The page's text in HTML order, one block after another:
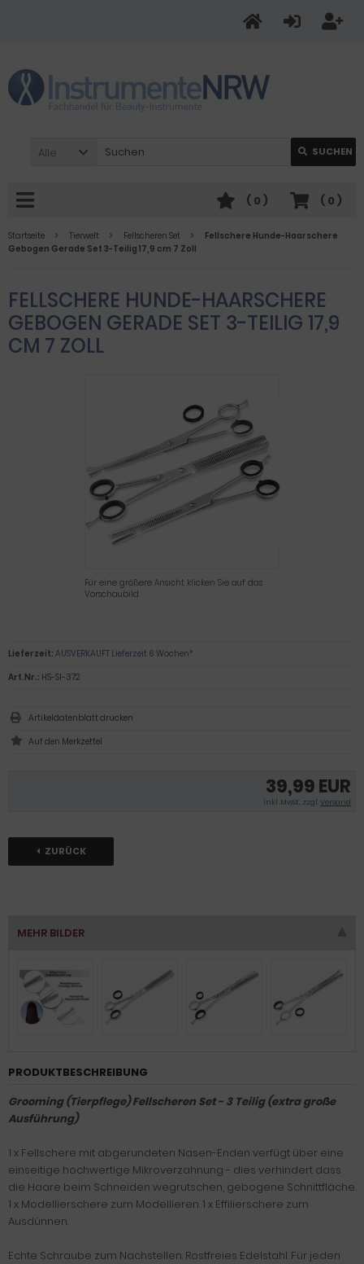
Alle SUCHEN
( 0 )
( 0 )
Startseite Tierwelt Fellscheren Set
Fellschere Hunde-Haarschere
Gebogen Gerade Set 3-Teilig 17,9 cm 7 Zoll
FELLSCHERE HUNDE-HAARSCHERE
GEBOGEN GERADE SET 3-TEILIG 17,9
CM 7 ZOLL
Für eine größere Ansicht klicken Sie auf das
Vorschaubild
39,99 EUR
inkl .MwSt., zzgl.Versand
ZURÜCK
Lieferzeit: AUSVERKAUFT Lieferzeit 6 Wochen*
Art.Nr.: HS-SI-372
Artikeldatenblatt drucken
MEHR BILDER
PRODUKTBESCHREIBUNG
Grooming (Tierpflege) Fellscheren Set - 3 Teilig (extra große
Ausführung)
1 x Fellschere mit abgerundeten Nasen-Enden verfügt über eine
einseitige hochwertige Mikroverzahnung - dies verhindert dass
die Haare beim Schneiden wegrutschen, gebogene Schnittfläche.
1 x Modellierschere zum Modellieren. 1 x Effilierschere zum
Ausdünnen.
Echte Schraube zum Nachstellen. Rostfreies Edelstahl. Für jeden